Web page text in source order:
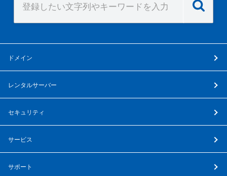
ドメイン
レンタルサーバー
セキュリティ
サービス
サポート